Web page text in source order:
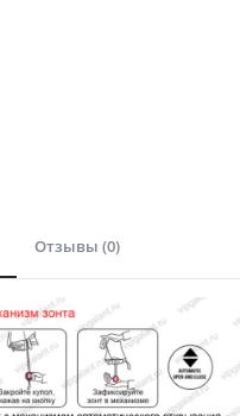
Отзывы (0)